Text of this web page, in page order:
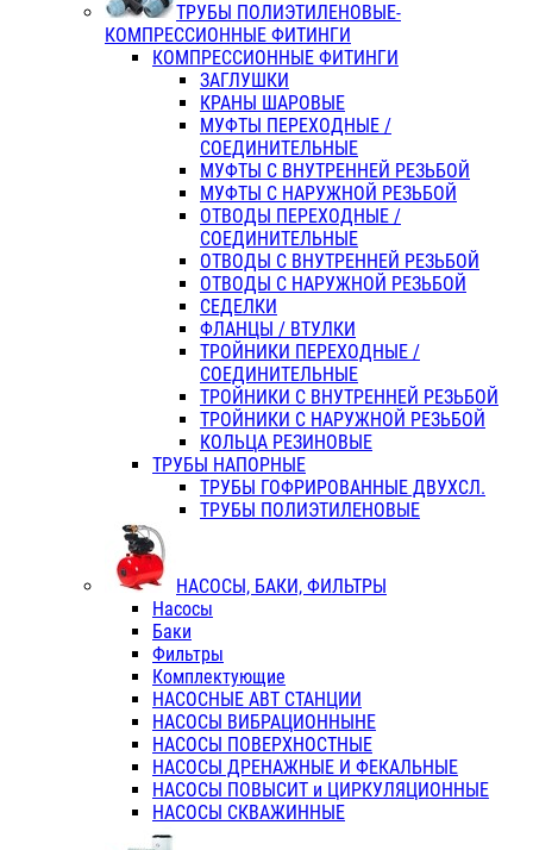
ТРУБЫ ПОЛИЭТИЛЕНОВЫЕ-
КОМПРЕССИОННЫЕ ФИТИНГИ
КОМПРЕССИОННЫЕ ФИТИНГИ
ЗАГЛУШКИ
КРАНЫ ШАРОВЫЕ
МУФТЫ ПЕРЕХОДНЫЕ /
СОЕДИНИТЕЛЬНЫЕ
МУФТЫ С ВНУТРЕННЕЙ РЕЗЬБОЙ
МУФТЫ С НАРУЖНОЙ РЕЗЬБОЙ
ОТВОДЫ ПЕРЕХОДНЫЕ /
СОЕДИНИТЕЛЬНЫЕ
ОТВОДЫ С ВНУТРЕННЕЙ РЕЗЬБОЙ
ОТВОДЫ С НАРУЖНОЙ РЕЗЬБОЙ
СЕДЕЛКИ
ФЛАНЦЫ / ВТУЛКИ
ТРОЙНИКИ ПЕРЕХОДНЫЕ /
СОЕДИНИТЕЛЬНЫЕ
ТРОЙНИКИ С ВНУТРЕННЕЙ РЕЗЬБОЙ
ТРОЙНИКИ С НАРУЖНОЙ РЕЗЬБОЙ
КОЛЬЦА РЕЗИНОВЫЕ
ТРУБЫ НАПОРНЫЕ
ТРУБЫ ГОФРИРОВАННЫЕ ДВУХСЛ.
ТРУБЫ ПОЛИЭТИЛЕНОВЫЕ
НАСОСЫ, БАКИ, ФИЛЬТРЫ
Насосы
Баки
Фильтры
Комплектующие
НАСОСНЫЕ АВТ СТАНЦИИ
НАСОСЫ ВИБРАЦИОННЫНЕ
НАСОСЫ ПОВЕРХНОСТНЫЕ
НАСОСЫ ДРЕНАЖНЫЕ И ФЕКАЛЬНЫЕ
НАСОСЫ ПОВЫСИТ и ЦИРКУЛЯЦИОННЫЕ
НАСОСЫ СКВАЖИННЫЕ